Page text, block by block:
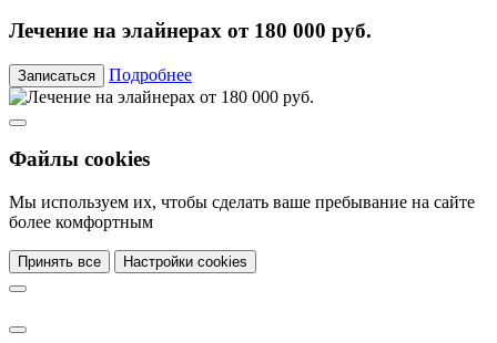
Лечение на элайнерах от 180 000 руб.
Записаться Подробнее
Файлы cookies
Мы используем их, чтобы сделать ваше пребывание на сайте
более комфортным
Принять все Настройки cookies